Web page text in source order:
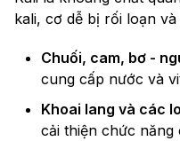
kali, cơ dễ bị rối loạn
Chuối, cam, bơ -
cung cấp nước và
Khoai lang và các
cải thiện chức năng